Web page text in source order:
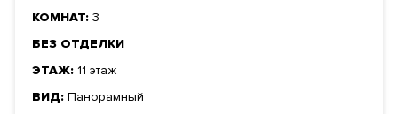
КОМНАТ: 3
БЕЗ ОТДЕЛКИ
ЭТАЖ: 11 этаж
ВИД: Панорамный